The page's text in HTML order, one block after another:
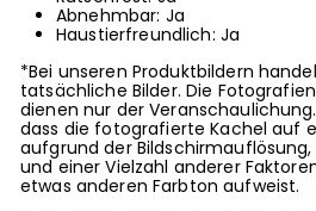
Abnehmbar: Ja
Haustierfreundlich: Ja
*Bei unseren Produktbildern
tatsächliche Bilder. Die
dienen nur der
dass die fotografierte Kachel auf
aufgrund der
und einer Vielzahl anderer
etwas anderen Farbton aufweist.